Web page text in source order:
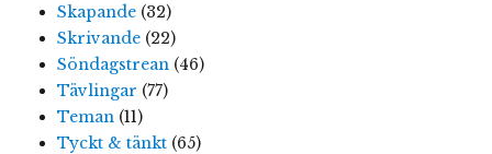
Skapande(32)
Skrivande(22)
Söndagstrean(46)
Tävlingar (77)
Teman(11)
Tyckt & tänkt(65)